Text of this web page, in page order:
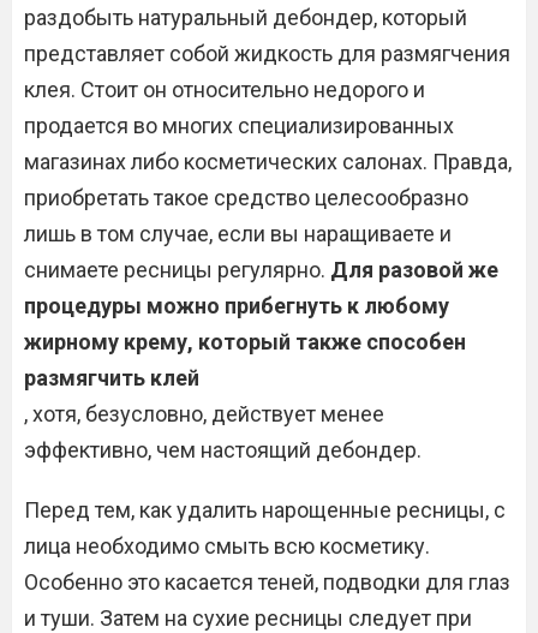
раздобыть натуральный дебондер, который
представляет собой жидкость для размягчения
клея. Стоит он относительно недорого и
продается во многих специализированных
магазинах либо косметических салонах. Правда,
приобретать такое средство целесообразно
лишь в том случае, если вы наращиваете и
снимаете ресницы регулярно. Для разовой же
процедуры можно прибегнуть к любому
жирному крему, который также способен
размягчить клей
, хотя, безусловно, действует менее
эффективно, чем настоящий дебондер.
Перед тем, как удалить нарощенные ресницы, с
лица необходимо смыть всю косметику.
Особенно это касается теней, подводки для глаз
и туши. Затем на сухие ресницы следует при